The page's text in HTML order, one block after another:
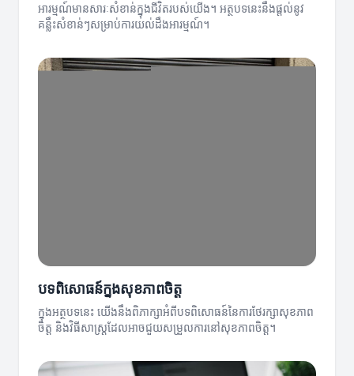
អារម្មណ៍មានសារៈសំខាន់ក្នុងជីវិតរបស់យើង។ អត្ថបទនេះនឹងផ្តល់នូវ
គន្លឹះសំខាន់ៗសម្រាប់ការយល់ដឹងអារម្មណ៍។
បទពិសោធន៍ក្នុងសុខភាពចិត្ត
ក្នុងអត្ថបទនេះ យើងនឹងពិភាក្សាអំពីបទពិសោធន៍នៃការថែរក្សាសុខភាព
ចិត្ត និងវិធីសាស្ត្រដែលអាចជួយសម្រួលការនៅសុខភាពចិត្ត។